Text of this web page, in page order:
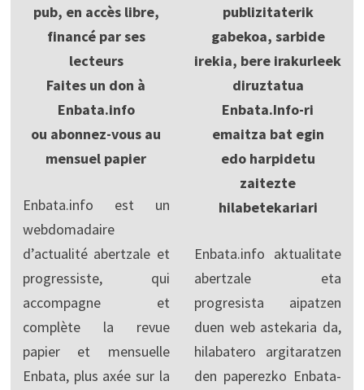
pub, en accès libre,
financé par ses
lecteurs
Faites un don à
Enbata.info
ou abonnez-vous au
mensuel papier
Enbata.info est un
webdomadaire
d’actualité abertzale et
progressiste, qui
accompagne et
complète la revue
papier et mensuelle
Enbata, plus axée sur la
publizitaterik
gabekoa, sarbide
irekia, bere irakurleek
diruztatua
Enbata.Info-ri
emaitza bat egin
edo harpidetu
zaitezte
hilabetekariari
Enbata.info aktualitate
abertzale eta
progresista aipatzen
duen web astekaria da,
hilabatero argitaratzen
den paperezko Enbata-